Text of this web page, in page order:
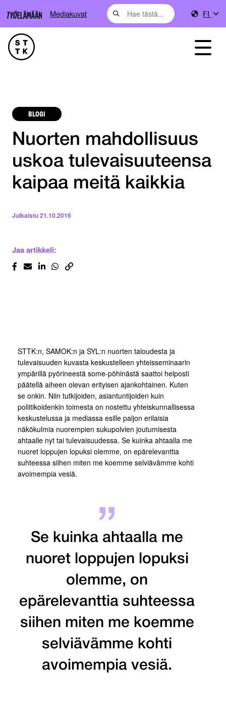
Mediakuvat FI
BLOGI
Nuorten mahdollisuus
uskoa tulevaisuuteensa
kaipaa meitä kaikkia
Julkaistu21.10.2016
Jaa artikkeli:
STTK:n, SAMOK:n ja SYL:n nuorten taloudesta ja
tulevaisuuden kuvasta keskustelleen yhteisseminaarin
ympärillä pyörineestä some-pöhinästä saattoi helposti
päätellä aiheen olevan erityisen ajankohtainen. Kuten
se onkin. Niin tutkijoiden, asiantuntijoiden kuin
poliitikoidenkin toimesta on nostettu yhteiskunnallisessa
keskustelussa ja mediassa esille paljon erilaisia
näkökulmia nuorempien sukupolvien joutumisesta
ahtaalle nyt tai tulevaisuudessa. Se kuinka ahtaalla me
nuoret loppujen lopuksi olemme, on epärelevanttia
suhteessa siihen miten me koemme selviävämme kohti
avoimempia vesiä.
Se kuinka ahtaalla me
nuoret loppujen lopuksi
olemme, on
epärelevanttia suhteessa
siihen miten me koemme
selviävämme kohti
avoimempia vesiä.